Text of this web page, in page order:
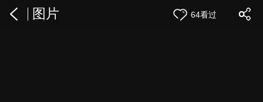
图片 64看过